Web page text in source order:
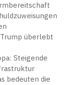
überlebt
Steigende
bedeuten die